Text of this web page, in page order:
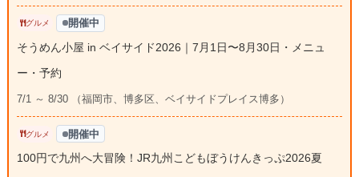
グルメ 開催中
そうめん小屋 in ベイサイド2026｜7月1日〜8月30日・メニュ
ー・予約
7/1 ～ 8/30 （福岡市、博多区、ベイサイドプレイス博多）
グルメ 開催中
100円で九州へ大冒険！JR九州こどもぼうけんきっぷ2026夏